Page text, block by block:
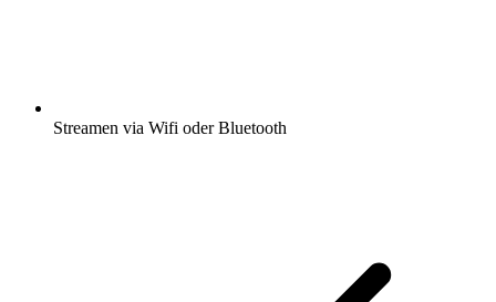
Streamen via Wifi oder Bluetooth